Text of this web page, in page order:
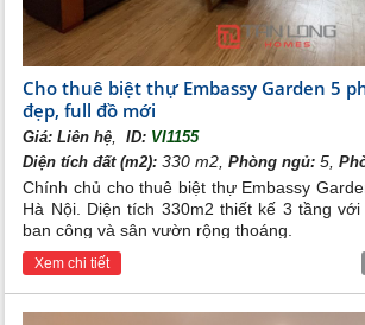
Tầng 01 của mỗi căn biệt thự sẽ là khu
xe, phòng khách, phòng bếp và 01
nhỏ. Đây là khu cự sinh hoạt chung
thiết kế thông thoáng, ít vách ngăn.
được bố trí khoảng không của tiểu
nhằm tăng thêm không gian xanh cho
Tầng 02 và 03 sẽ là khu vực của phòng
sinh hoạt chung. Đặc biệt với các căn
dự án còn được bố trí với không gian
trời cùng không gian sân vườn trên
thự cũng được bố trí logoa lớn và cửa
Cho thuê biệt thự Embassy Garden 5
đẹp, full đồ mới
Giá:Liên hệ ID: VI1155
Diện tích đất (m2): 330 m2,Phòng ngủ: 5,
Chính chủ cho thuê biệt thự Embassy
Hà Nội. Diện tích 330m2 thiết kế 3 tầng
ban công và sân vườn rộng thoáng.
Xem chi tiết